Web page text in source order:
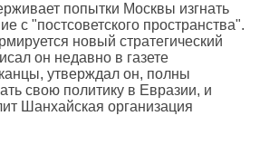
попытки Москвы изгнать
с "постсоветского пространства".
новый стратегический
он недавно в газете
утверждал он, полны
свою политику в Евразии, и
Шанхайская организация